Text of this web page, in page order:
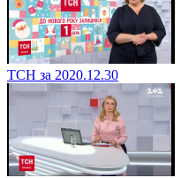
ТСН за 2020.12.30